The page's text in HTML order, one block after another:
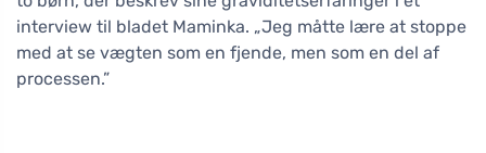
interview til bladet Maminka. „Jeg måtte lære at stoppe
med at se vægten som en fjende, men som en del af
processen.”